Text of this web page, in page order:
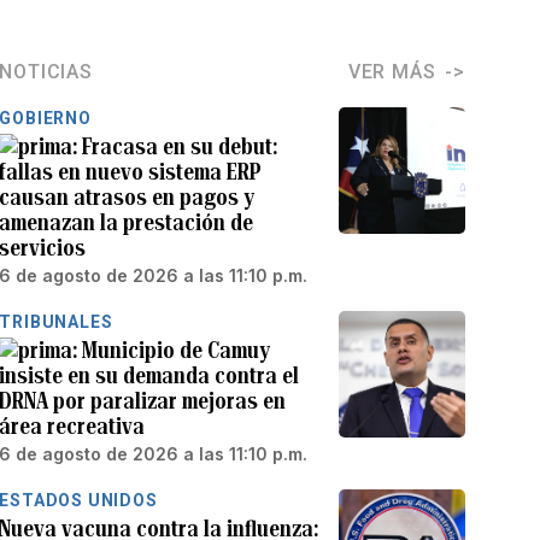
NOTICIAS VER MÁS
GOBIERNO
Fracasa en su debut:
fallas en nuevo sistema ERP
causan atrasos en pagos y
amenazan la prestación de
servicios
6 de agosto de 2026 a las 11:10 p.m.
TRIBUNALES
Municipio de Camuy
insiste en su demanda contra el
DRNA por paralizar mejoras en
área recreativa
6 de agosto de 2026 a las 11:10 p.m.
ESTADOS UNIDOS
Nueva vacuna contra la influenza: